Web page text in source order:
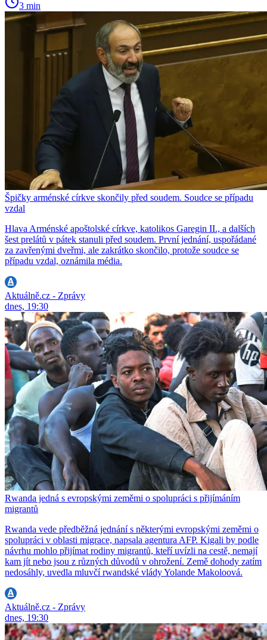
3 min
Špičky arménské církve skončily před soudem. Soudce se případu
vzdal
Hlava Arménské apoštolské církve, katolikos Garegin II., a dalších
šest prelátů v pátek stanuli před soudem. První jednání, uspořádané
za zavřenými dveřmi, ale zakrátko skončilo, protože soudce se
případu vzdal, oznámila média.
Aktuálně.cz - Zprávy
dnes, 19:30
Rwanda jedná s evropskými zeměmi o spolupráci s přijímáním
migrantů
Rwanda vede předběžná jednání s některými evropskými zeměmi o
spolupráci v oblasti migrace, napsala agentura AFP. Kigali by podle
návrhu mohlo přijímat rodiny migrantů, kteří uvízli na cestě, nemají
kam jít nebo jsou z různých důvodů v ohrožení. Země dohody zatím
nedosáhly, uvedla mluvčí rwandské vlády Yolande Makoloová.
Aktuálně.cz - Zprávy
dnes, 19:30